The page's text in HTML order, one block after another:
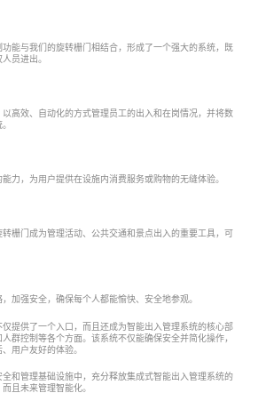
能与我们的旋转栅门相结合，形成了一个强大的系统，既
员进出。
高效、自动化的方式管理员工的出入和在岗情况，并将数
力，为用户提供在设施内消费服务或购物的无缝体验。
栅门成为管理活动、公共交通和景点出入的重要工具，可
加强安全，确保每个人都能愉快、安全地参观。
提供了一个入口，而且还成为智能出入管理系统的核心部
群控制等各个方面。该系统不仅能确保安全并简化操作，
用户友好的体验。
和管理基础设施中，充分释放集成式智能出入管理系统的
且未来管理智能化。